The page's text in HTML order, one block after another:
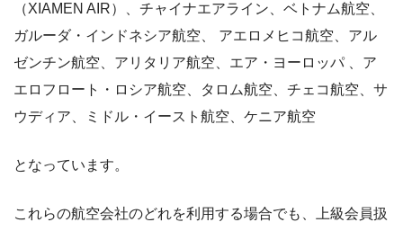
（XIAMEN AIR）、チャイナエアライン、ベトナム航空、
ガルーダ・インドネシア航空、 アエロメヒコ航空、アル
ゼンチン航空、アリタリア航空、エア・ヨーロッパ 、ア
エロフロート・ロシア航空、タロム航空、チェコ航空、サ
ウディア、ミドル・イースト航空、ケニア航空
となっています。
これらの航空会社のどれを利用する場合でも、上級会員扱